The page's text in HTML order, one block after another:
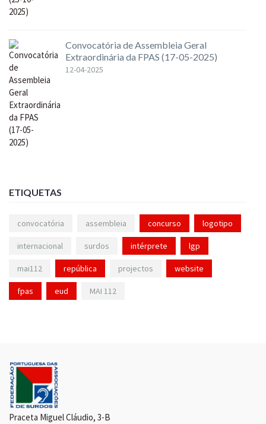
Convocatória de Assembleia Geral
Extraordinária da FPAS (17-05-2025)
12-04-2025
ETIQUETAS
convocatória assembleia concurso logotipo
internacional surdos intérprete lgp
mai112 república projectos website
fpas eud MAI 112
Praceta Miguel Cláudio, 3-B